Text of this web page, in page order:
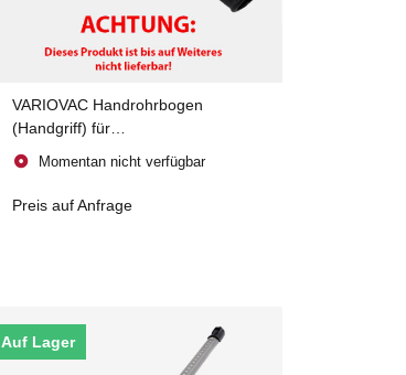
VARIOVAC Handrohrbogen
(Handgriff) für
Saug-/Fernstartschlauch VIP
Momentan nicht verfügbar
Preis auf Anfrage
Auf Lager